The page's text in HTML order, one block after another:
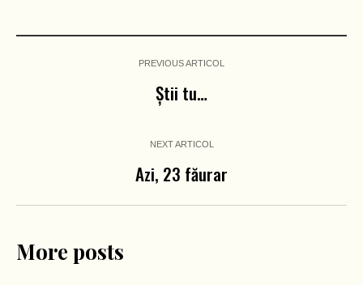
PREVIOUS ARTICOL
Știi tu…
NEXT ARTICOL
Azi, 23 făurar
More posts